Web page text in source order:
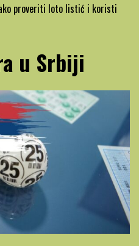
proveriti loto listić i koristi
u Srbiji